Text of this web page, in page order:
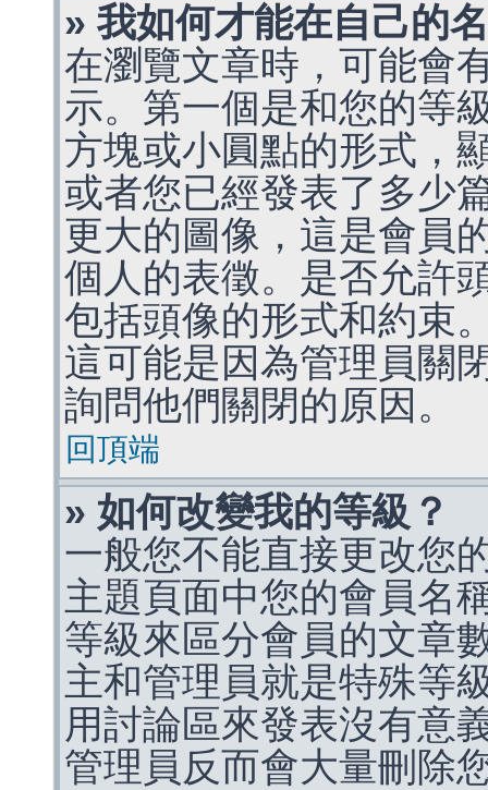
» 我如何才能在自己的
在瀏覽文章時，可能會
示。第一個是和您的等
方塊或小圓點的形式，
或者您已經發表了多少
更大的圖像，這是會員
個人的表徵。是否允許
包括頭像的形式和約束
這可能是因為管理員關
詢問他們關閉的原因。
回頂端
» 如何改變我的等級？
一般您不能直接更改您
主題頁面中您的會員名
等級來區分會員的文章
主和管理員就是特殊等
用討論區來發表沒有意
管理員反而會大量刪除